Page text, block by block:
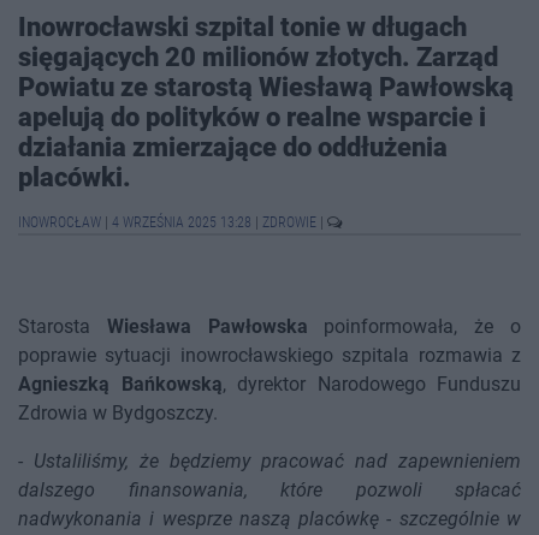
Inowrocławski szpital tonie w długach
sięgających 20 milionów złotych. Zarząd
Powiatu ze starostą Wiesławą Pawłowską
apelują do polityków o realne wsparcie i
działania zmierzające do oddłużenia
placówki.
INOWROCŁAW 4 WRZEŚNIA 2025 13:28 ZDROWIE
Starosta Wiesława Pawłowska poinformowała, że o
poprawie sytuacji inowrocławskiego szpitala rozmawia z
Agnieszką Bańkowską, dyrektor Narodowego Funduszu
Zdrowia w Bydgoszczy.
- Ustaliliśmy, że będziemy pracować nad zapewnieniem
dalszego finansowania, które pozwoli spłacać
nadwykonania i wesprze naszą placówkę - szczególnie w